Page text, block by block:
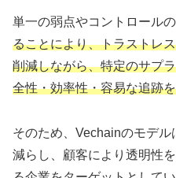
単一の弱点やコントロールの
ることにより、トラストレ
削減しながら、特定のサプ
全性・効率性・容易な追跡
そのため、Vechainのモデ
減らし、顧客により透明性